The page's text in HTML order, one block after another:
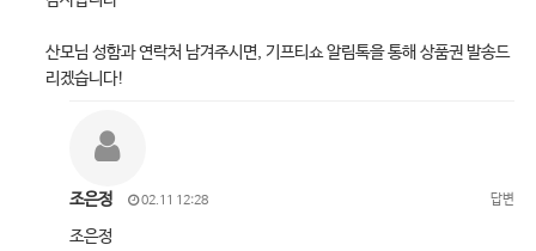
산모님 성함과 연락처 남겨주시면, 기프티쇼 알림톡을 통해 상품권 발송드
리겠습니다!
조은정 02.11 12:28 답변
조은정